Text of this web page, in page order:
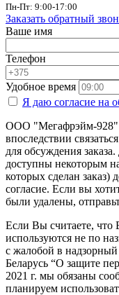
Пн-Пт: 9:00-17:00
Заказать обратный
Ваше имя
Телефон
Удобное время
Я даю согласие на
ООО "Мегафрэйм-928"
впоследствии
для обсуждения
доступны некоторым
которых сделан заказ)
согласие. Если вы
были удалены,
Если Вы считаете,
используются не по
с жалобой в
Беларусь “О защите
2021 г. мы обязаны
планируем